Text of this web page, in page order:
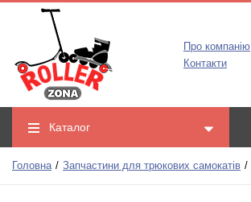
Про компанію
Контакти
Каталог
Головна Запчастини для трюкових самокатів